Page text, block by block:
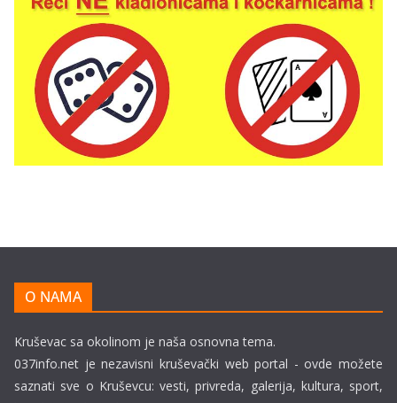
O NAMA
Kruševac sa okolinom je naša osnovna tema.
037info.net je nezavisni kruševački web portal - ovde možete
saznati sve o Kruševcu: vesti, privreda, galerija, kultura, sport,